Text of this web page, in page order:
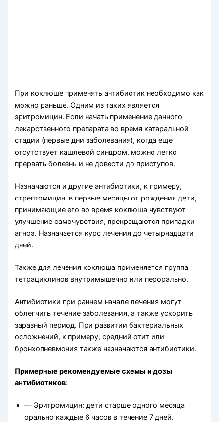
При коклюше применять антибиотик необходимо как
можно раньше. Одним из таких является
эритромицин. Если начать применение данного
лекарственного препарата во время катаральной
стадии (первые дни заболевания), когда еще
отсутствует кашлевой синдром, можно легко
прервать болезнь и не довести до приступов.
Назначаются и другие антибиотики, к примеру,
стрептомицин, в первые месяцы от рождения дети,
принимающие его во время коклюша чувствуют
улучшение самочувствия, прекращаются припадки
апноэ. Назначается курс лечения до четырнадцати
дней.
Также для лечения коклюша применяется группа
тетрациклинов внутримышечно или перорально.
Антибиотики при раннем начале лечения могут
облегчить течение заболевания, а также ускорить
заразный период. При развитии бактериальных
осложнений, к примеру, средний отит или
бронхопневмония также назначаются антибиотики.
Примерные рекомендуемые схемы и дозы
антибиотиков:
— Эритромицин: дети старше одного месяца
орально каждые 6 часов в течение 7 дней.